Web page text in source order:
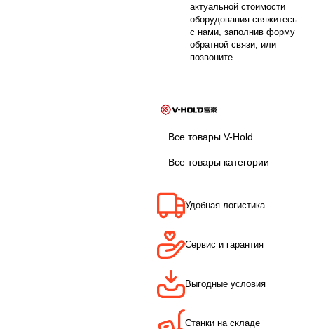
актуальной стоимости
оборудования свяжитесь
с нами, заполнив форму
обратной связи, или
позвоните.
Все товары V-Hold
Все товары категории
Удобная логистика
Сервис и гарантия
Выгодные условия
Станки на складе